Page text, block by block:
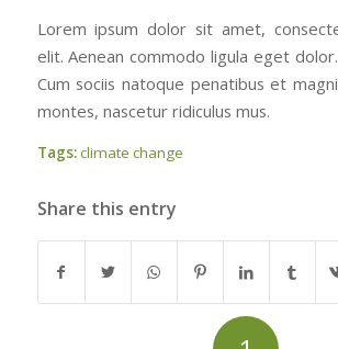
Lorem ipsum dolor sit amet,
elit. Aenean commodo ligula eget
Cum sociis natoque penatibus et
montes, nascetur ridiculus mus.
Tags:climate change
Share this entry